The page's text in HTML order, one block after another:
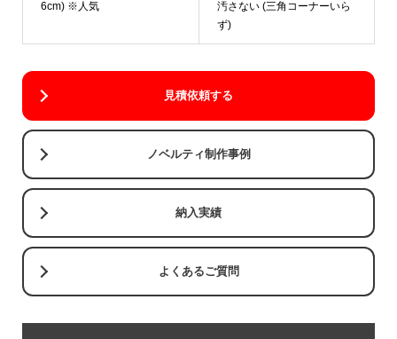
6cm) ※人気
汚さない (三角コーナーいら
ず)
見積依頼する
ノベルティ制作事例
納入実績
よくあるご質問